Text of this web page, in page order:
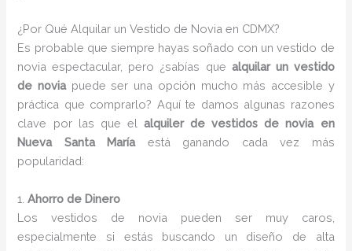
¿Por Qué Alquilar un Vestido de Novia en CDMX?
Es probable que siempre hayas soñado con un vestido de
novia espectacular, pero ¿sabías que alquilar un vestido
de noviapuede ser una opción mucho más accesible y
práctica que comprarlo? Aquí te damos algunas razones
clave por las que el alquiler de vestidos de novia en
Nueva Santa Maríaestá ganando cada vez más
popularidad:
1.Ahorro de Dinero
Los vestidos de novia pueden ser muy caros,
especialmente si estás buscando un diseño de alta